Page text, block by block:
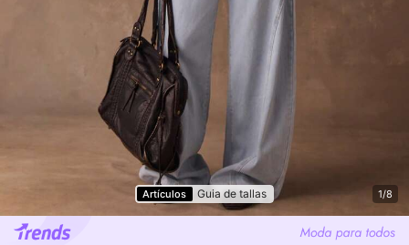
Artículos Guia de tallas 1/8